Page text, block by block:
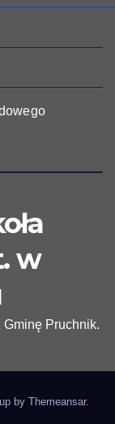
w
Gminę Pruchnik.
by Themeansar.